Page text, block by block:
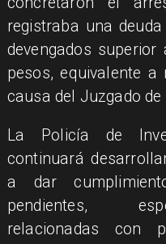
registraba una
devengados
pesos, equivalente
causa del Juzgado de
​La Policía de
continuará
a dar
pendientes,
relacionadas con